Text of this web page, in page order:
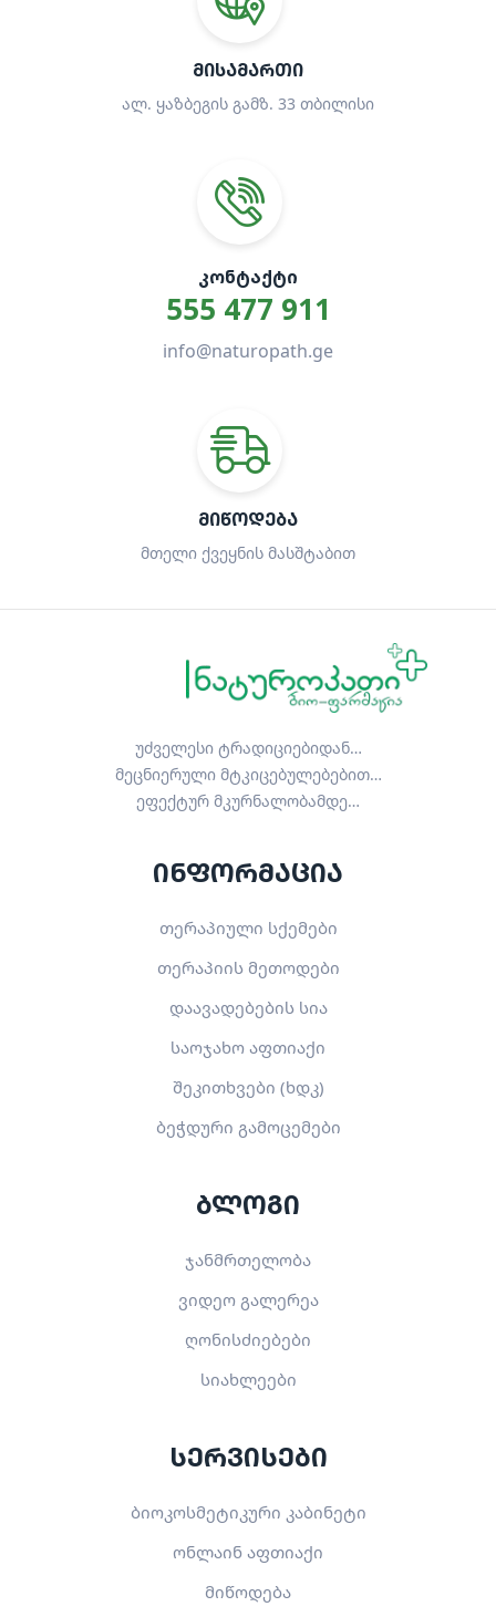
ᲛᲘᲡᲐᲛᲐᲠᲗᲘ
ალ. ყაზბეგის გამზ. 33 თბილისი
ᲙᲝᲜᲢᲐᲥᲢᲘ
555 477 911
info@naturopath.ge
ᲛᲘᲬᲝᲓᲔᲑᲐ
მთელი ქვეყნის მასშტაბით
უძველესი ტრადიციებიდან…
მეცნიერული მტკიცებულებებით…
ეფექტურ მკურნალობამდე…
ინფორმაცია
თერაპიული სქემები
თერაპიის მეთოდები
დაავადებების სია
საოჯახო აფთიაქი
შეკითხვები (ხდკ)
ბეჭდური გამოცემები
ბლოგი
ჯანმრთელობა
ვიდეო გალერეა
ღონისძიებები
სიახლეები
სერვისები
ბიოკოსმეტიკური კაბინეტი
ონლაინ აფთიაქი
მიწოდება